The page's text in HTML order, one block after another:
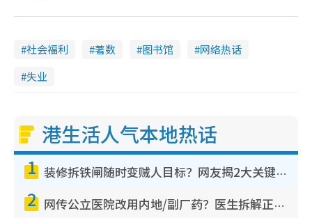
社会福利 著数 图书馆
网络热话
失业
港生活人气本地热话
1 装修拆铁闸随时变贼人目标？网友揭2大关键用途：装新款等于白装？附新旧铁闸分别
2 网传公立医院改用内地/副厂药？医生拆解正副厂分别，揭4类人换药随时出事